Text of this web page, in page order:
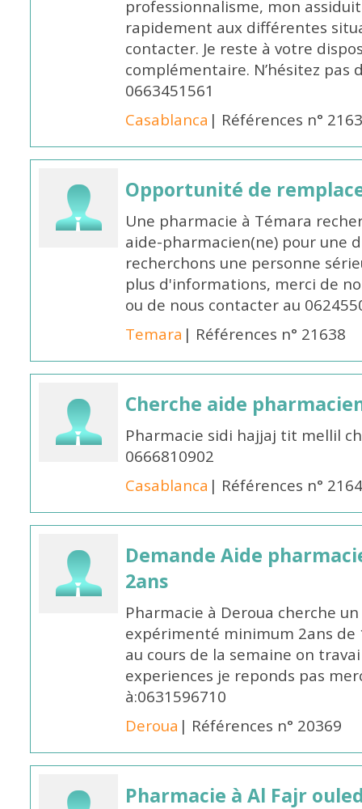
professionnalisme, mon
rapidement aux différentes
contacter. Je reste à votre
complémentaire. N’hésitez
0663451561
Casablanca | Références n°
Opportunité de
Une pharmacie à Témara
aide-pharmacien(ne) pour une
recherchons une personne
plus d'informations, merci de
ou de nous contacter au
Temara | Références n° 21638
Cherche aide
Pharmacie sidi hajjaj tit mellil
0666810902
Casablanca | Références n°
Demande Aide
2ans
Pharmacie à Deroua cherche
expérimenté minimum 2ans
au cours de la semaine on
experiences je reponds pas
à:0631596710
Deroua | Références n° 20369
Pharmacie à Al Fajr